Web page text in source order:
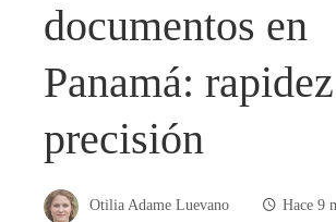
documentos en
Panamá:
precisión
Otilia Adame Luevano Hace 9